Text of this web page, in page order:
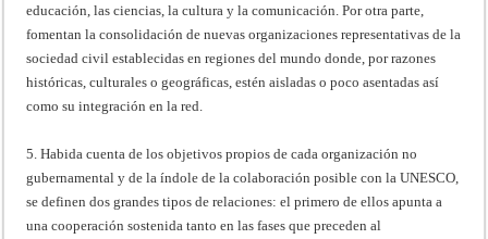
educación, las ciencias, la cultura y la comunicación. Por otra parte,
fomentan la consolidación de nuevas organizaciones representativas de la
sociedad civil establecidas en regiones del mundo donde, por razones
históricas, culturales o geográficas, estén aisladas o poco asentadas así
como su integración en la red.
5. Habida cuenta de los objetivos propios de cada organización no
gubernamental y de la índole de la colaboración posible con la UNESCO,
se definen dos grandes tipos de relaciones: el primero de ellos apunta a
una cooperación sostenida tanto en las fases que preceden al